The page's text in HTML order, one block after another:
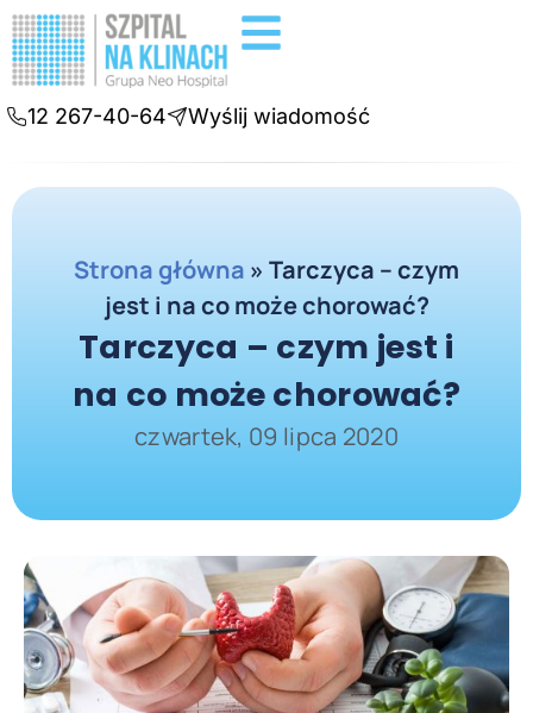
12 267-40-64 Wyślij wiadomość
Strona główna » Tarczyca – czym
jest i na co może chorować?
Tarczyca – czym jest i
na co może chorować?
czwartek, 09 lipca 2020